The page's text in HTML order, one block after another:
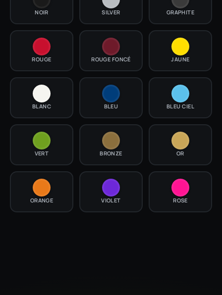
NOIR SILVER GRAPHITE
ROUGE ROUGE FONCÉ JAUNE
BLANC BLEU BLEU CIEL
VERT BRONZE OR
ORANGE VIOLET ROSE